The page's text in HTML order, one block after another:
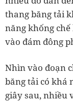
thang băng tải
năng khống
vào đám đông
Nhìn vào đoạn
băng tải có khá
giây sau, nhiều